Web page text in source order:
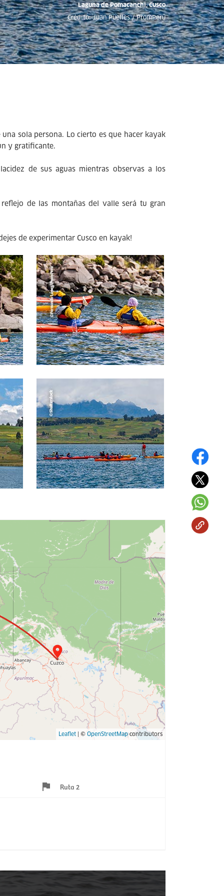
Laguna de Pomacanchi, Cusco
Crédito: Juan Puelles / PromPerú
sola persona. Lo cierto es que hacer kayak
y gratificante.
de sus aguas mientras observas a los
de las montañas del valle será tu gran
de experimentar Cusco en kayak!
Leaflet | © OpenStreetMapcontributors
Ruta 2